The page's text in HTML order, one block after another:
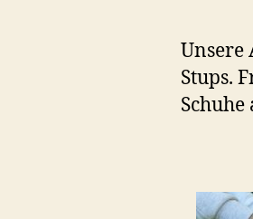
Unsere
Stups.